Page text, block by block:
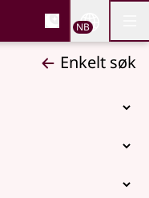
og
NB
Enkelt søk